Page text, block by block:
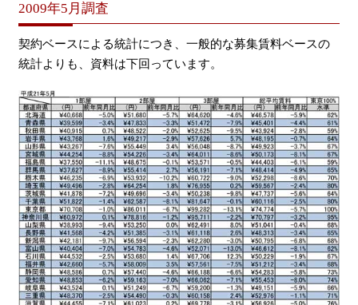
2009年5月調査
契約ベースによる統計につき、一般的な募集賃料ベースの
統計よりも、資料は下回っています。